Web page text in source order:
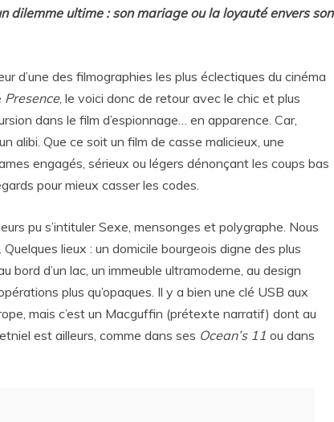
dilemme ultime : son mariage ou la loyauté envers son
d’une des filmographies les plus éclectiques du cinéma
Presence, le voici donc de retour avec le chic et plus
dans le film d’espionnage… en apparence. Car,
alibi. Que ce soit un film de casse malicieux, une
engagés, sérieux ou légers dénonçant les coups bas
pour mieux casser les codes.
pu s’intituler Sexe, mensonges et polygraphe. Nous
lieux : un domicile bourgeois digne des plus
d’un lac, un immeuble ultramoderne, au design
plus qu’opaques. Il y a bien une clé USB aux
mais c’est un Macguffin (prétexte narratif) dont au
est ailleurs, comme dans ses Ocean’s 11 ou dans